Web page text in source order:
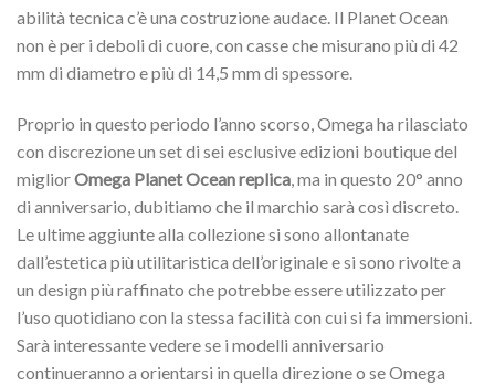
abilità tecnica c’è una costruzione audace. Il Planet Ocean
non è per i deboli di cuore, con casse che misurano più di 42
mm di diametro e più di 14,5 mm di spessore.
Proprio in questo periodo l’anno scorso, Omega ha rilasciato
con discrezione un set di sei esclusive edizioni boutique del
migliorOmega Planet Ocean replica, ma in questo 20° anno
di anniversario, dubitiamo che il marchio sarà così discreto.
Le ultime aggiunte alla collezione si sono allontanate
dall’estetica più utilitaristica dell’originale e si sono rivolte a
un design più raffinato che potrebbe essere utilizzato per
l’uso quotidiano con la stessa facilità con cui si fa immersioni.
Sarà interessante vedere se i modelli anniversario
continueranno a orientarsi in quella direzione o se Omega